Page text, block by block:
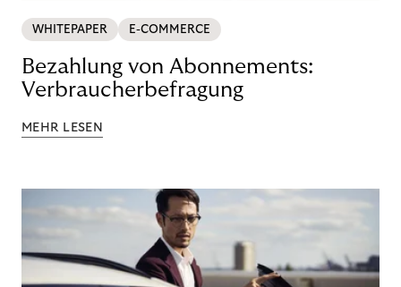
WHITEPAPER E-COMMERCE
Bezahlung von Abonnements:
Verbraucherbefragung
MEHR LESEN